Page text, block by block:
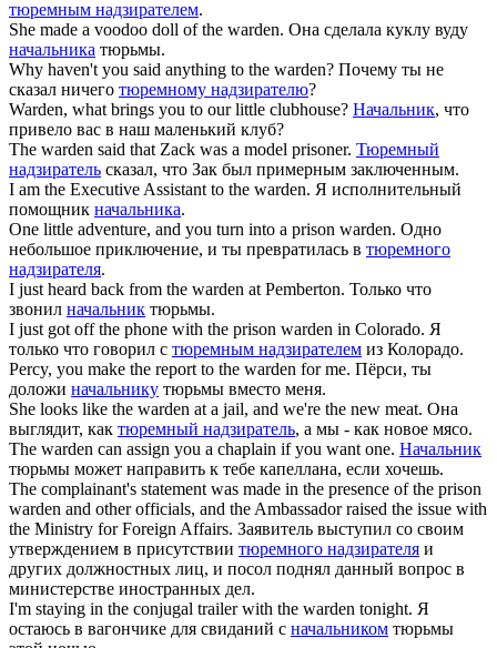
тюремным надзирателем.
She made a voodoo doll of the warden. Она сделала куклу вуду
начальника тюрьмы.
Why haven't you said anything to the warden? Почему ты не
сказал ничего тюремному надзирателю?
Warden, what brings you to our little clubhouse? Начальник, что
привело вас в наш маленький клуб?
The warden said that Zack was a model prisoner. Тюремный
надзиратель сказал, что Зак был примерным заключенным.
I am the Executive Assistant to the warden. Я исполнительный
помощник начальника.
One little adventure, and you turn into a prison warden. Одно
небольшое приключение, и ты превратилась в тюремного
надзирателя.
I just heard back from the warden at Pemberton. Только что
звонил начальник тюрьмы.
I just got off the phone with the prison warden in Colorado. Я
только что говорил с тюремным надзирателем из Колорадо.
Percy, you make the report to the warden for me. Пёрси, ты
доложи начальнику тюрьмы вместо меня.
She looks like the warden at a jail, and we're the new meat. Она
выглядит, как тюремный надзиратель, а мы - как новое мясо.
The warden can assign you a chaplain if you want one. Начальник
тюрьмы может направить к тебе капеллана, если хочешь.
The complainant's statement was made in the presence of the prison
warden and other officials, and the Ambassador raised the issue with
the Ministry for Foreign Affairs. Заявитель выступил со своим
утверждением в присутствии тюремного надзирателя и
других должностных лиц, и посол поднял данный вопрос в
министерстве иностранных дел.
I'm staying in the conjugal trailer with the warden tonight. Я
остаюсь в вагончике для свиданий с начальником тюрьмы